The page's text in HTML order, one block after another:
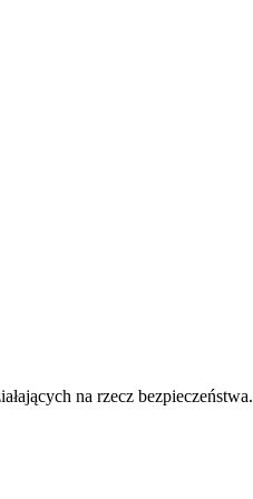
na rzecz bezpieczeństwa.